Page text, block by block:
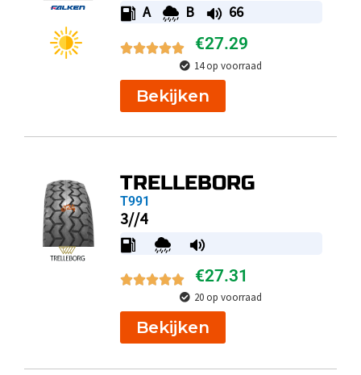
A B 66
€27.29
14 op voorraad
Bekijken
TRELLEBORG
T991
3//4
€27.31
20 op voorraad
Bekijken